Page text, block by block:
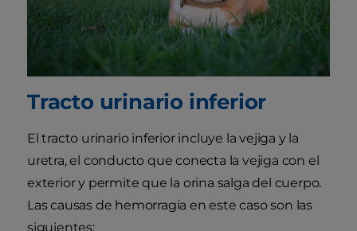
Tracto urinario inferior
El tracto urinario inferior incluye la vejiga y la
uretra, el conducto que conecta la vejiga con el
exterior y permite que la orina salga del cuerpo.
Las causas de hemorragia en este caso son las
siguientes: